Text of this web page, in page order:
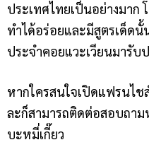
ประเทศไทยเป็นอย่างมาก
ทำได้อร่อยและมีสูตรเด็ดนั้
ประจำคอยแวะเวียนมารับ
หากใครสนใจเปิดแฟรนไช
ละก็สามารถติดต่อสอบถา
บะหมี่เกี๊ยว